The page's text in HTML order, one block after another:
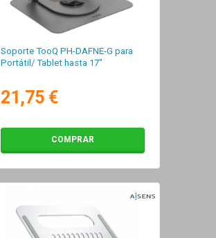
Soporte TooQ PH-DAFNE-G para
Portátil/ Tablet hasta 17"
21,75 €
COMPRAR